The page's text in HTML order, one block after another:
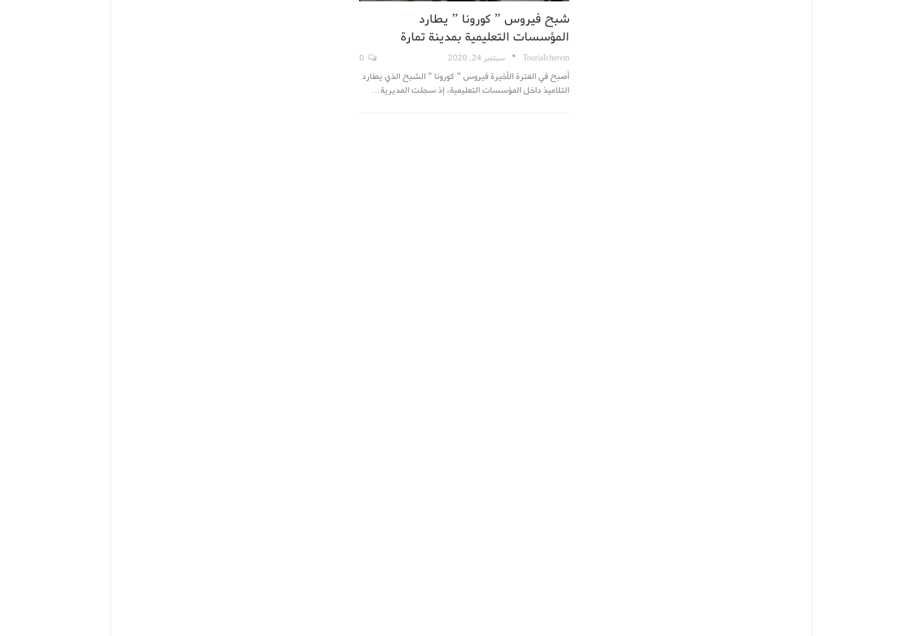
شبح فيروس ” كورونا ” يطارد
المؤسسات التعليمية بمدينة تمارة
TouriaIcherem سبتمبر 24, 2020
أصبح في الفترة الأخيرة فيروس " كورونا " الشبح الذي يطارد
التلاميذ داخل المؤسسات التعليمية، إذ سجلت المديرية…